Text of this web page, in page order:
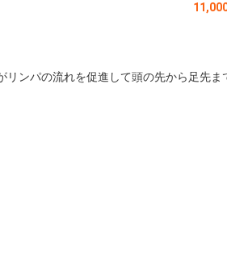
ンパの流れを促進して頭の先から足先ま